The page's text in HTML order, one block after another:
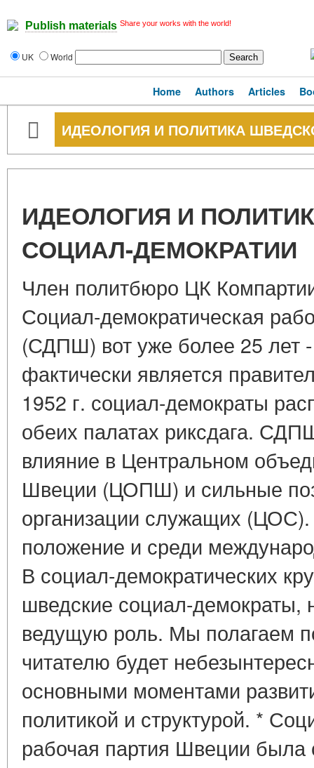
Publish materials Share your works with the world!
UK World
Home Authors Articles
ИДЕОЛОГИЯ И ПОЛИТИКА
ИДЕОЛОГИЯ И
СОЦИАЛ-ДЕМОКРАТИИ
Член политбюро ЦК
Социал-демократическая
(СДПШ) вот уже более 25 лет -
фактически является
1952 г. социал-демократы
обеих палатах риксдага.
влияние в Центральном
Швеции (ЦОПШ) и сильные
организации служащих
положение и среди
В социал-демократических
шведские социал-демократы,
ведущую роль. Мы полагаем
читателю будет
основными моментами
политикой и структурой. *
рабочая партия Швеции была